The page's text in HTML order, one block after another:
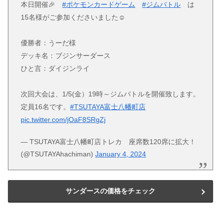
本日開催🎉#ポケモンカードゲーム #ジムバトル は
15名様がご参加くださいました☺️
優勝者：うーだ様
デッキ名：ブジンサーダース
ひと言：ダイジンライ
次回大会は、1/5(金）19時～ジムバトルを開催致します。
定員16名です。#TSUTAYA富士八幡町店
pic.twitter.com/jOaF8SRgZj
— TSUTAYA富士八幡町店トレカ 座席数120席に拡大！
(@TSUTAYAhachiman)January 4, 2024
サンダースの価格をチェック